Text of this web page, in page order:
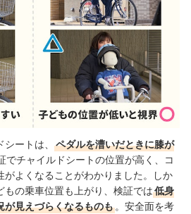
ートは、
ペダルを漕いだときに膝が
でチャイルドシートの位置が高く、コ
がよくなることがわかりました。しか
もの乗車位置も上がり、検証では低身
が見えづらくなるものも 。安全面を考